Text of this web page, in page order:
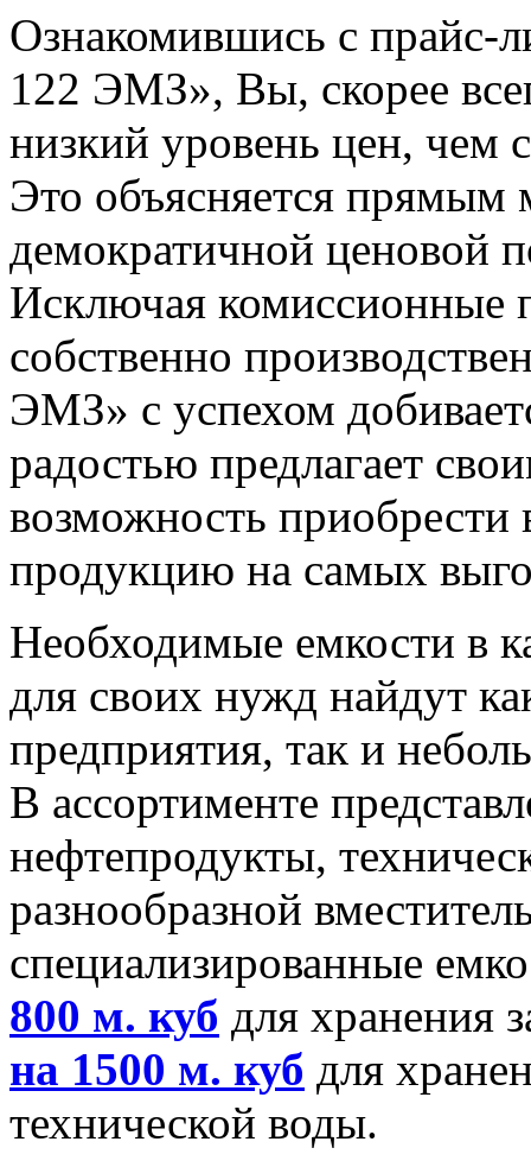
Ознакомившись с
122 ЭМЗ», Вы, скорее
низкий уровень цен, чем
Это объясняется прямым
демократичной ценовой
Исключая комиссионные
собственно
ЭМЗ» с успехом
радостью предлагает
возможность приобрести
продукцию на самых
Необходимые емкости в
для своих нужд найдут
предприятия, так и
В ассортименте
нефтепродукты,
разнообразной
специализированные
800 м. куб для хранения
на 1500 м. куб для
технической воды.